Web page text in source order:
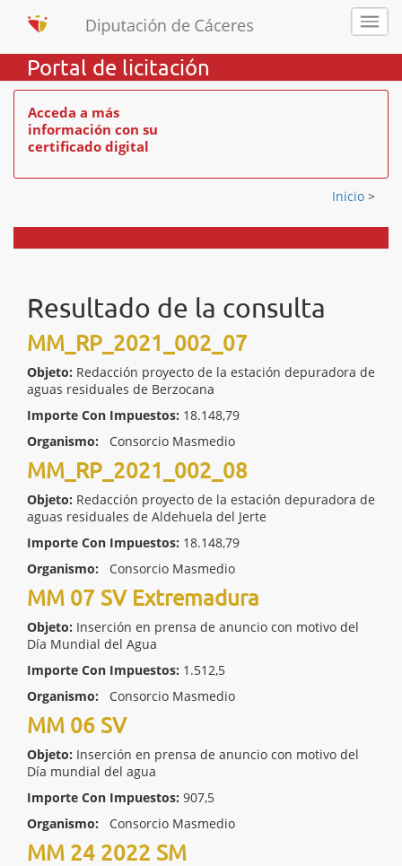
Portal de licitación
Acceda a más
información con su
certificado digital
Inicio >
Resultado de la consulta
MM_RP_2021_002_07
Objeto: Redacción proyecto de la estación depuradora de
aguas residuales de Berzocana
Importe Con Impuestos: 18.148,79
Organismo:
Consorcio Masmedio
MM_RP_2021_002_08
Objeto: Redacción proyecto de la estación depuradora de
aguas residuales de Aldehuela del Jerte
Importe Con Impuestos: 18.148,79
Organismo:
Consorcio Masmedio
MM 07 SV Extremadura
Objeto: Inserción en prensa de anuncio con motivo del
Día Mundial del Agua
Importe Con Impuestos: 1.512,5
Organismo:
Consorcio Masmedio
MM 06 SV
Objeto: Inserción en prensa de anuncio con motivo del
Día mundial del agua
Importe Con Impuestos: 907,5
Organismo:
Consorcio Masmedio
MM 24 2022 SM